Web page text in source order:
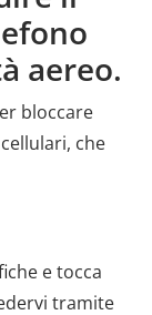
aereo.
bloccare
che
e tocca
tramite